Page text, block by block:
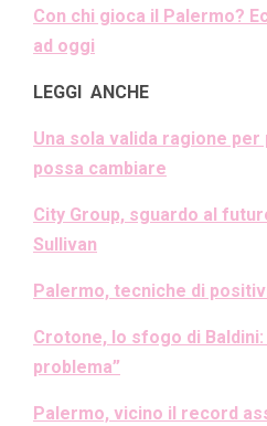
Con chi gioca il Palermo?
ad oggi
LEGGI ANCHE
Una sola valida ragione
possa cambiare
City Group, sguardo al
Sullivan
Palermo, tecniche di
Crotone, lo sfogo di
problema”
Palermo, vicino il record